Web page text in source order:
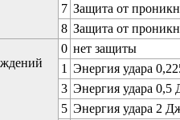
7 Защита от
8 Защита от
0 нет защиты
1 Энергия удара
3 Энергия удара 0,5
5 Энергия удара 2